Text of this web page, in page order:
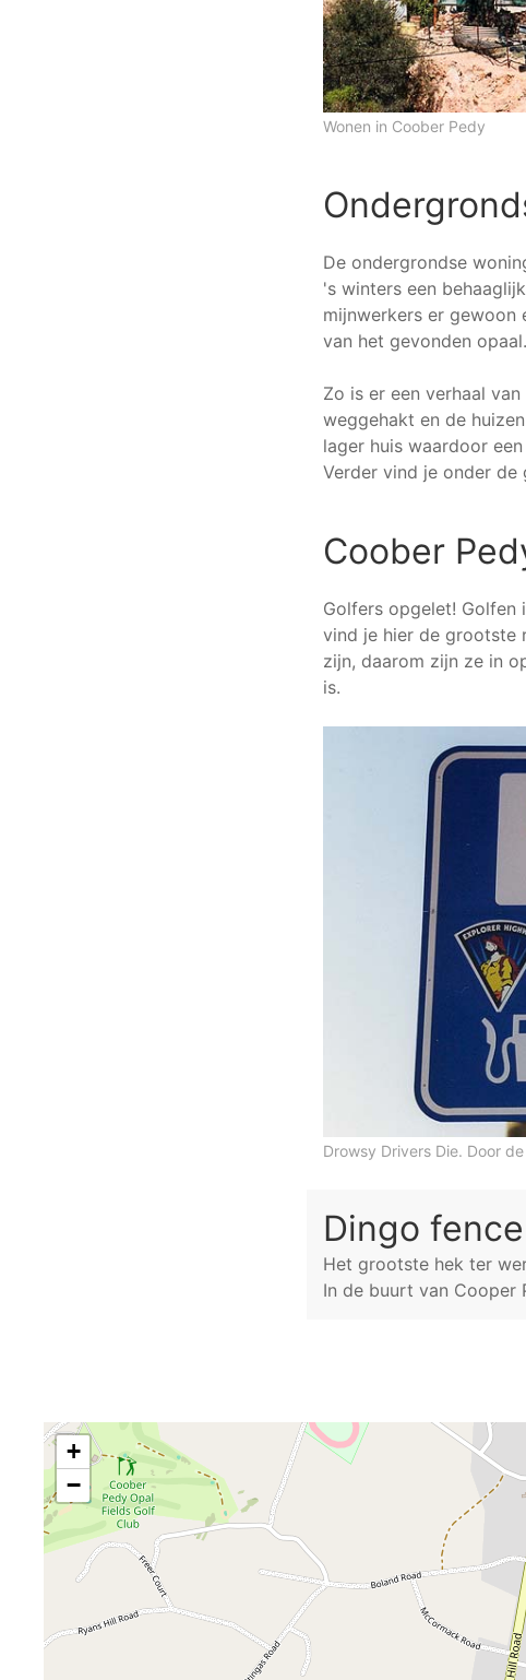
Wonen in Coober Pedy
De ondergrondse
's winters een
mijnwerkers er gewoon
van het gevonden opaal.
Zo is er een verhaal
weggehakt en de
lager huis waardoor
Verder vind je onder de
Coober
Golfers opgelet! Golfen
vind je hier de grootste
zijn, daarom zijn ze in
is.
Drowsy Drivers Die. Door
Dingo fence
Het grootste hek ter
In de buurt van Cooper
+
−